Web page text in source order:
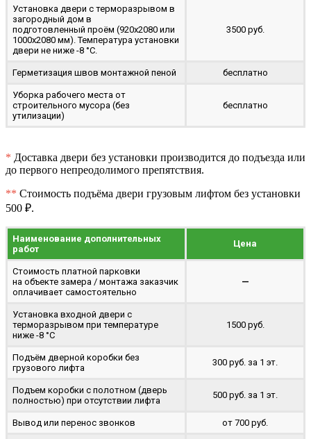
Установка двери с терморазрывом в
загородный дом в
подготовленный проём (920x2080 или
1000x2080 мм). Температура установки
двери не ниже -8 °C.
3500 руб.
Герметизация швов монтажной пеной бесплатно
Уборка рабочего места от
строительного мусора (без
утилизации)
бесплатно
* Доставка двери без установки производится до подъезда или
до первого непреодолимого препятствия.
** Стоимость подъёма двери грузовым лифтом без установки
500 ₽.
Наименование дополнительных
работ
Цена
Стоимость платной парковки
на объекте замера / монтажа заказчик
оплачивает самостоятельно
—
Установка входной двери с
терморазрывом при температуре
ниже -8 °C
1500 руб.
Подъём дверной коробки без
грузового лифта
300 руб. за 1 эт.
Подъем коробки с полотном (дверь
полностью) при отсутствии лифта
500 руб. за 1 эт.
Вывод или перенос звонков от 700 руб.